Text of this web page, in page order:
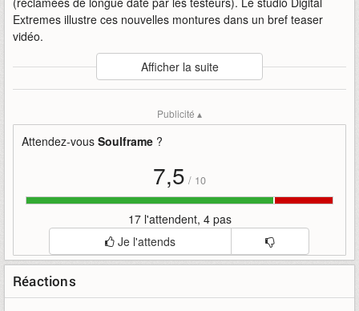
Extremes illustre ces nouvelles montures dans un bref teaser
vidéo.
Auteur
Digital Extremes
: Uther
prochaines soulframe
Afficher la suite
Publicité ▴
Attendez-vous Soulframe ?
7,5 / 10
17 l'attendent, 4 pas
Je l'attends
Réactions